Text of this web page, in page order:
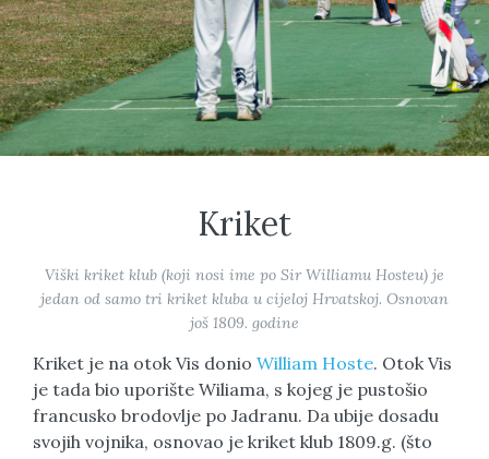
Kriket
Viški kriket klub (koji nosi ime po Sir Williamu Hosteu) je
jedan od samo tri kriket kluba u cijeloj Hrvatskoj. Osnovan
još 1809. godine
Kriket je na otok Vis donio William Hoste. Otok Vis
je tada bio uporište Wiliama, s kojeg je pustošio
francusko brodovlje po Jadranu. Da ubije dosadu
svojih vojnika, osnovao je kriket klub 1809.g. (što